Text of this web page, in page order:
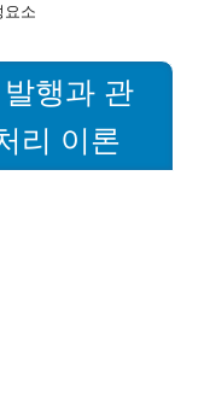
요소
행과 관
리 이론